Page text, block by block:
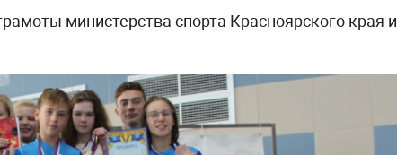
министерства спорта Красноярского края и